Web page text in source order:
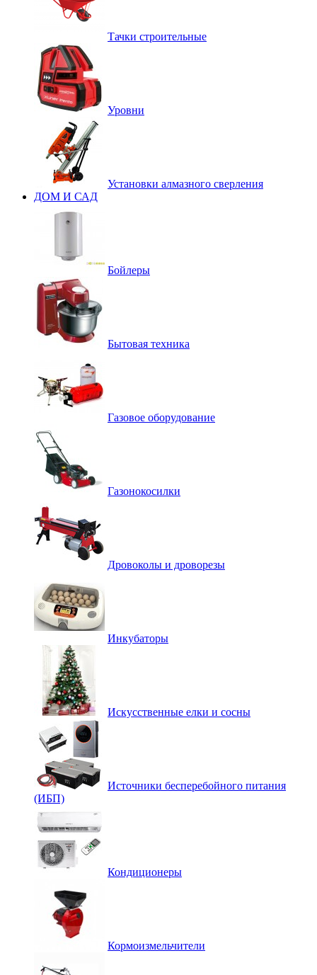
Тачки строительные
Уровни
Установки алмазного сверления
ДОМ И САД
Бойлеры
Бытовая техника
Газовое оборудование
Газонокосилки
Дровоколы и дроворезы
Инкубаторы
Искусственные елки и сосны
Источники бесперебойного питания
(ИБП)
Кондиционеры
Кормоизмельчители